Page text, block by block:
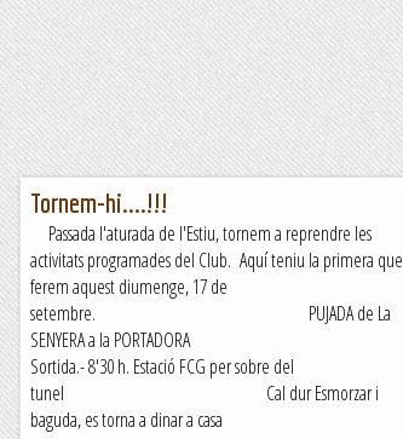
Tornem-hi....!!!
Passada l'aturada de l'Estiu, tornem a reprendre les
activitats programades del Club. Aquí teniu la primera que
ferem aquest diumenge, 17 de
setembre. PUJADA de La
SENYERA a la PORTADORA
Sortida.- 8'30 h. Estació FCG per sobre del
tunel Cal dur Esmorzar i
baguda, es torna a dinar a casa